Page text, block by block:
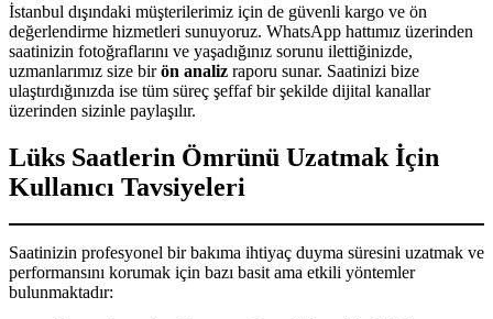
İstanbul dışındaki müşterilerimiz için de güvenli kargo ve ön
değerlendirme hizmetleri sunuyoruz. WhatsApp hattımız üzerinden
saatinizin fotoğraflarını ve yaşadığınız sorunu ilettiğinizde,
uzmanlarımız size birön analiz raporu sunar. Saatinizi bize
ulaştırdığınızda ise tüm süreç şeffaf bir şekilde dijital kanallar
üzerinden sizinle paylaşılır.
Lüks Saatlerin Ömrünü Uzatmak İçin
Kullanıcı Tavsiyeleri
Saatinizin profesyonel bir bakıma ihtiyaç duyma süresini uzatmak ve
performansını korumak için bazı basit ama etkili yöntemler
bulunmaktadır: